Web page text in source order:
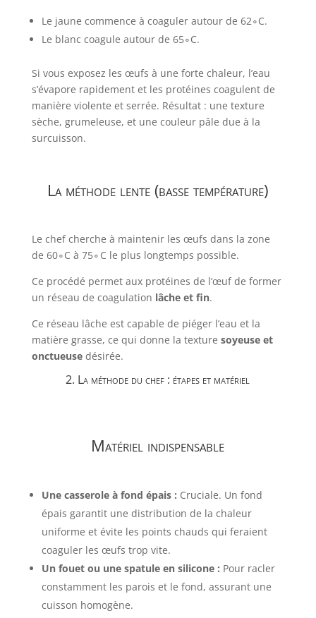
Le jaune commence à coaguler autour de 62∘C.
Le blanc coagule autour de 65∘C.
Si vous exposez les œufs à une forte chaleur, l’eau
s’évapore rapidement et les protéines coagulent de
manière violente et serrée. Résultat : une texture
sèche, grumeleuse, et une couleur pâle due à la
surcuisson.
La méthode lente (basse température)
Le chef cherche à maintenir les œufs dans la zone
de 60∘C à75∘ C le plus longtemps possible.
Ce procédé permet aux protéines de l’œuf de former
un réseau de coagulation lâche et fin.
Ce réseau lâche est capable de piéger l’eau et la
matière grasse, ce qui donne la texture soyeuse et
onctueusedésirée.
2. La méthode du chef : étapes et matériel
Matériel indispensable
Une casserole à fond épais : Cruciale. Un fond
épais garantit une distribution de la chaleur
uniforme et évite les points chauds qui feraient
coaguler les œufs trop vite.
Un fouet ou une spatule en silicone : Pour racler
constamment les parois et le fond, assurant une
cuisson homogène.